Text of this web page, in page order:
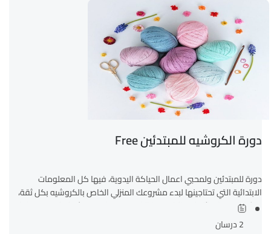
دورة الكروشيه للمبتدئين Free
دورة للمبتدئين ولمحبي اعمال الحياكة اليدوية، فيها كل المعلومات
الابتدائية التي تحتاجينها لبدء مشروعك المنزلي الخاص بالكروشيه بكل ثقة،
حيث انك مع انهائك لمتطلبات هذا الكورس ستكونين مؤهلة لتصميم وانتاج...
2 درسان